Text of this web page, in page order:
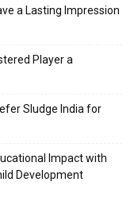
a Lasting Impression
Player a
Sludge India for
Impact with
Development